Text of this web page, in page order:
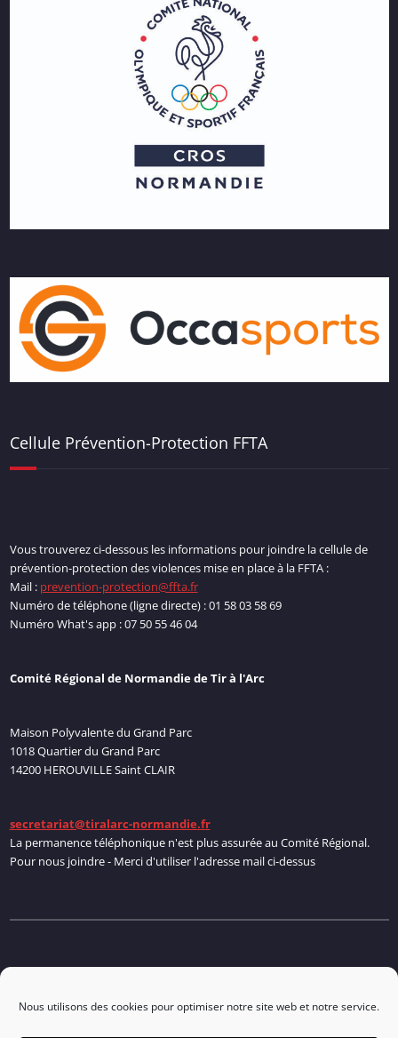
Nous utilisons des cookies pour optimiser notre site web et notre service.
Cellule Prévention-Protection FFTA
Vous trouverez ci-dessous les informations pour joindre la cellule de
prévention-protection des violences mise en place à la FFTA :
Mail : prevention-protection@ffta.fr
Numéro de téléphone (ligne directe) : 01 58 03 58 69
Numéro What's app : 07 50 55 46 04
Comité Régional de Normandie de Tir à l'Arc
Maison Polyvalente du Grand Parc
1018 Quartier du Grand Parc
14200 HEROUVILLE Saint CLAIR
secretariat@tiralarc-normandie.fr
La permanence téléphonique n'est plus assurée au Comité Régional.
Pour nous joindre - Merci d'utiliser l'adresse mail ci-dessus